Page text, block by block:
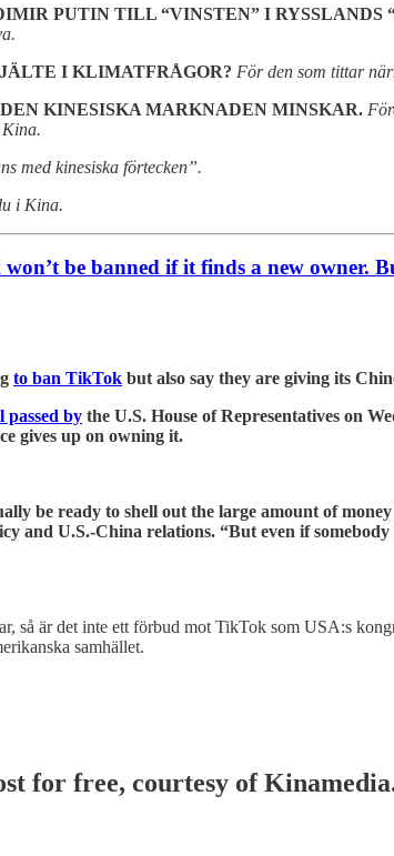
PUTIN TILL “VINSTEN” I RYSSLANDS
I KLIMATFRÅGOR? För den som tittar
KINESISKA MARKNADEN MINSKAR.
med kinesiska förtecken”.
i Kina.
be banned if it finds a new owner.
to ban TikTok but also say they are giving its
by the U.S. House of Representatives on
gives up on owning it.
be ready to shell out the large amount of
and U.S.-China relations. “But even if
så är det inte ett förbud mot TikTok som USA:s
samhället.
for free, courtesy of